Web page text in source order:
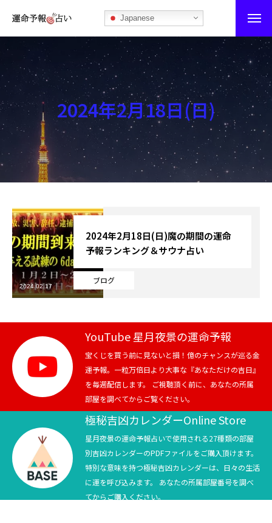
Japanese
運命予報占い
運命予報占いとは
あなたの所属部屋を探そう！
最恐の相性占い
秘伝公開！吉凶カレンダー
ブログ
お知らせ
芸能界
テニス
スポーツ
競馬
テニス四大大会・五輪
テニス四大大会・五輪
2024年2月18日(日)
ブログ
2024年2月18日(日)魔の期間の運命
予報ランキング＆サウナ占い
2024.02.17
YouTube 星月夜景の運命予報
宝くじを買う前に見ないと損！億のチャンスが巡る金
運予報。一粒万倍日より大事な『あなただけの吉日』
を毎週配信します。 ご視聴頂く前に、あなたの所属
部屋を調べてからご覧ください。
極秘吉凶カレンダーOnline Store
星月夜景の運命予報占いで使用される27種類の部屋
別吉凶カレンダーのPDFファイルをご購入頂けます。
特別な意味を持つ極秘吉凶カレンダーは、日々の生活
に運を呼び込みます。 あなたの所属部屋番号を調べ
てからご購入ください。